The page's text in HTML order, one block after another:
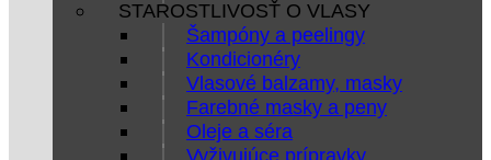
STAROSTLIVOSŤ O VLASY
Šampóny a peelingy
Kondicionéry
Vlasové balzamy, masky
Farebné masky a peny
Oleje a séra
Vyživujúce prípravky